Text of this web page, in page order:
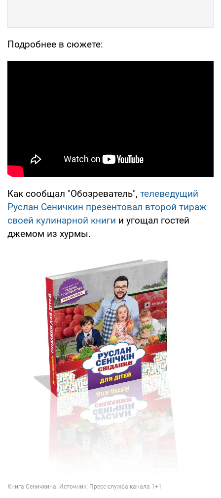
Подробнее в сюжете:
Как сообщал "Обозреватель", телеведущий
Руслан Сеничкин презентовал второй тираж
своей кулинарной книги и угощал гостей
джемом из хурмы.